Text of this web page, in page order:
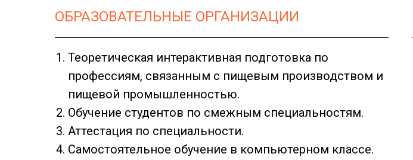
ОБРАЗОВАТЕЛЬНЫЕ ОРГАНИЗАЦИИ
Теоретическая интерактивная подготовка по
профессиям, связанным с пищевым производством и
пищевой промышленностью.
Обучение студентов по смежным специальностям.
Аттестация по специальности.
Самостоятельное обучение в компьютерном классе.